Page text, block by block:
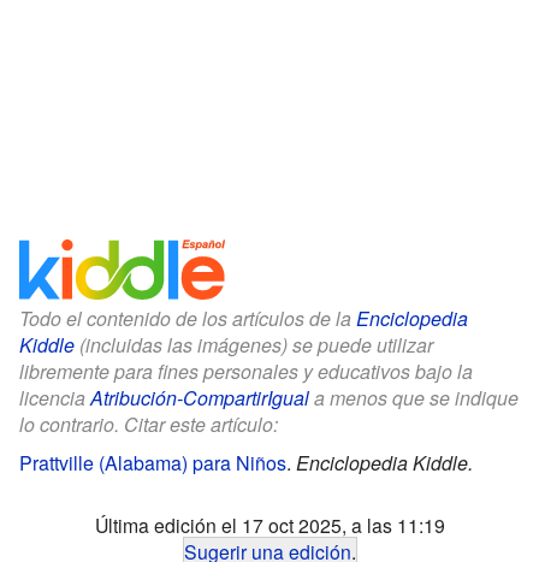
Todo el contenido de los artículos de la Enciclopedia
Kiddle (incluidas las imágenes) se puede utilizar
libremente para fines personales y educativos bajo la
licenciaAtribución-CompartirIguala menos que se indique
lo contrario. Citar este artículo:
Prattville (Alabama) para Niños. Enciclopedia Kiddle.
Última edición el 17 oct 2025, a las 11:19
Sugerir una edición.